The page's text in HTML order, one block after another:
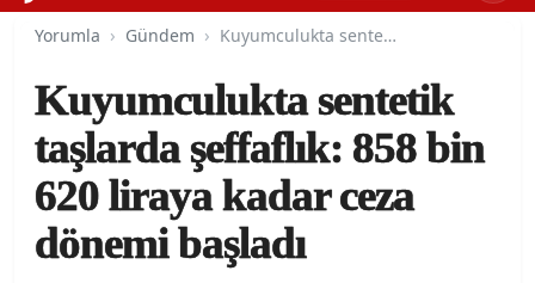
Yorumla Gündem Kuyumculukta sentetik taşlarda şeffaflık: 858 bin 620 liraya kadar ceza dönemi başladı
Kuyumculukta sentetik
taşlarda şeffaflık: 858 bin
620 liraya kadar ceza
dönemi başladı